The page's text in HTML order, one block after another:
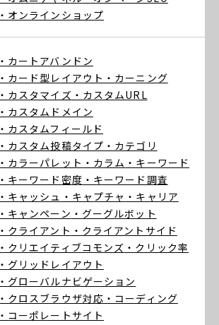
・オンラインショップ
・カートアバンドン
・カード型レイアウト ・カーニング
・カスタマイズ ・カスタムURL
・カスタムドメイン
・カスタムフィールド
・カスタム投稿タイプ ・カテゴリ
・カラーパレット ・カラム ・キーワード
・キーワード密度 ・キーワード調査
・キャッシュ ・キャプチャ ・キャリア
・キャンペーン ・グーグルボット
・クライアント ・クライアントサイド
・クリエイティブコモンズ ・クリック率
・グリッドレイアウト
・グローバルナビゲーション
・クロスブラウザ対応 ・コーディング
・コーポレートサイト